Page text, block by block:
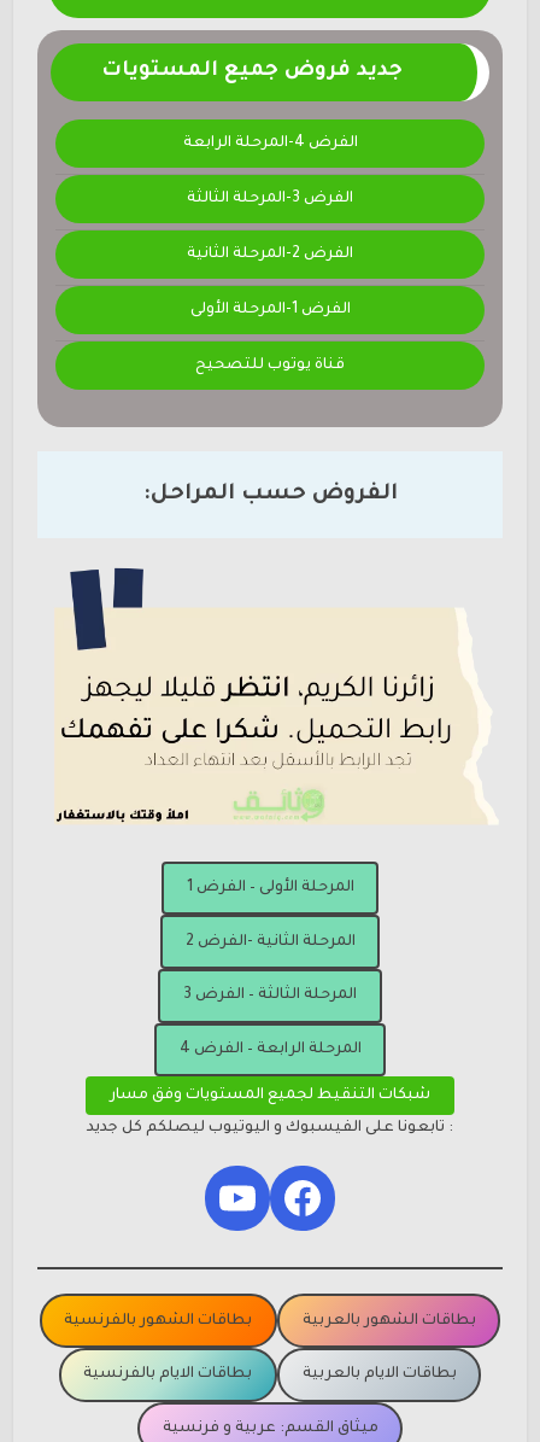
جديد فروض جميع المستويات
الفرض 4-المرحلة الرابعة
الفرض 3-المرحلة الثالثة
الفرض 2-المرحلة الثانية
الفرض 1-المرحلة الأولى
قناة يوتوب للتصحيح
الفروض حسب المراحل:
المرحلة الأولى – الفرض 1
المرحلة الثانية -الفرض 2
المرحلة الثالثة – الفرض 3
المرحلة الرابعة – الفرض 4
شبكات التنقيط لجميع المستويات وفق مسار
: تابعونا على الفيسبوك و اليوتيوب ليصلكم كل جديد
Facebook
YouTube
بطاقات الشهور بالعربية بطاقات الشهور بالفرنسية
بطاقات الايام بالعربية بطاقات الايام بالفرنسية
ميثاق القسم: عربية و فرنسية